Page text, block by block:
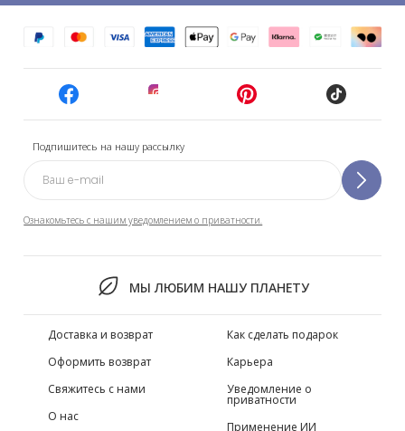
Подпишитесь на нашу рассылку
Ознакомьтесь с нашим уведомлением о приватности.
МЫ ЛЮБИМ НАШУ ПЛАНЕТУ
Доставка и возврат
Оформить возврат
Свяжитесь с нами
О нас
Как сделать подарок
Карьера
Уведомление о
приватности
Применение ИИ